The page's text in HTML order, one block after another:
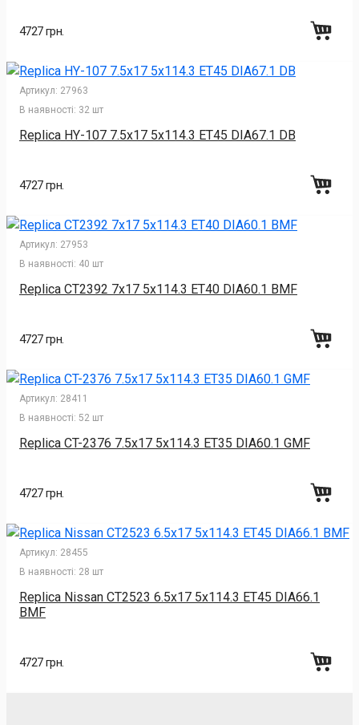
4727 грн.
Артикул: 27963
В наявності: 32 шт
Replica HY-107 7.5x17 5x114.3 ET45 DIA67.1 DB
4727 грн.
Артикул: 27953
В наявності: 40 шт
Replica CT2392 7x17 5x114.3 ET40 DIA60.1 BMF
4727 грн.
Артикул: 28411
В наявності: 52 шт
Replica CT-2376 7.5x17 5x114.3 ET35 DIA60.1 GMF
4727 грн.
Артикул: 28455
В наявності: 28 шт
Replica Nissan CT2523 6.5x17 5x114.3 ET45 DIA66.1
BMF
4727 грн.